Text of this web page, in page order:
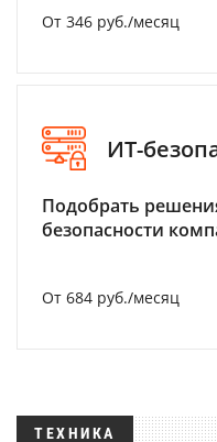
От 346 руб./месяц
ИТ-
Подобрать
безопасности
От 684 руб./месяц
ТЕХНИКА